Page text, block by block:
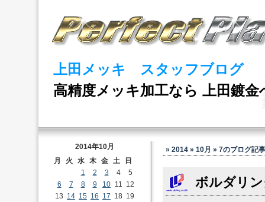
上田メッキ スタッフブログ
高精度メッキ加工なら 上田鍍金
» 2014 » 10月 » 7のブログ記事
ボルダリ
2014年10月
月
火 水 木 金 土
日
1
2 3 4
5
6
7 8 9 10 11 12
13 14 15 16 17 18 19